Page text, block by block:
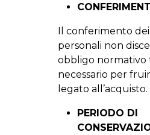
Il conferimento
personali non
obbligo normativo
necessario per
legato all’acquisto.
PERIODO DI